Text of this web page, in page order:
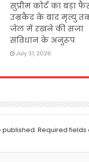
सुप्रीम कोर्ट का बड़ा
उम्रकैद के बाद मृत्यु
जेल में रखने की सजा
संविधान के अनुरूप
July 31, 2026
published. Required